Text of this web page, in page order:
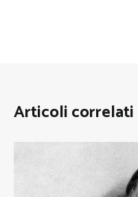
Articoli correlati